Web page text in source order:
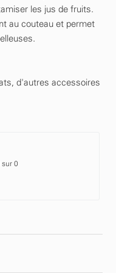
les jus de fruits.
au couteau et permet
d'autres accessoires
0